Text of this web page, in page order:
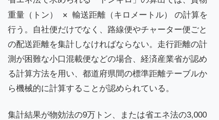
重量（トン） × 輸送距離（キロメートル）
の計算を
行う。自社便だけでなく、路線便やチャーター便ごと
の配送距離を集計しなければならない。走行距離の計
測が困難な小口混載便などの場合、経済産業省が認め
る計算方法を用い、都道府県間の標準距離テーブルか
ら機械的に計算することが認められている。
集計結果が物効法の9万トン、または省エネ法の3,000